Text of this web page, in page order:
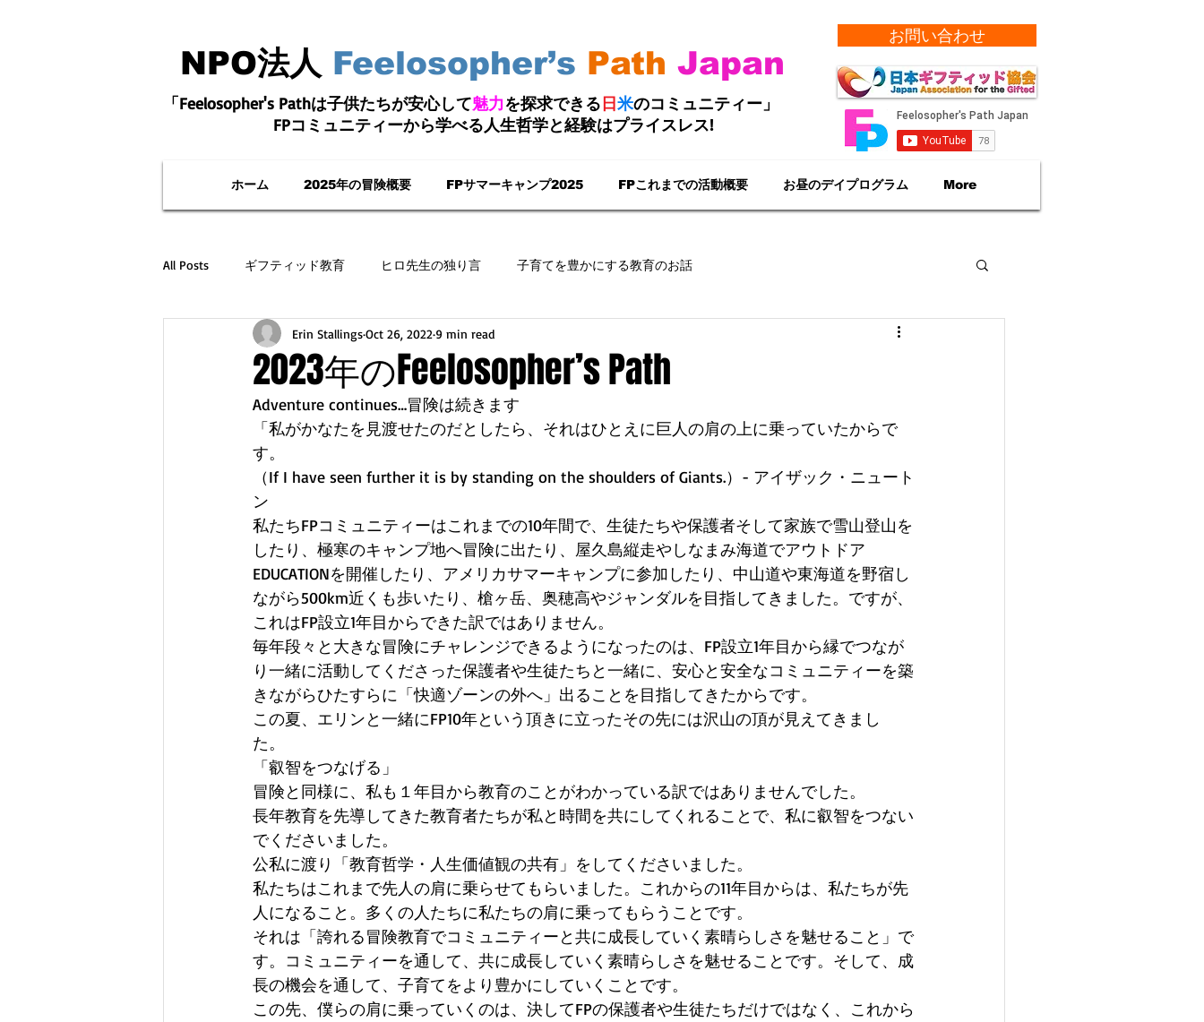
NPO法人 Feelosopher’s Path Japan
「Feelosopher's Pathは子供たちが安心して魅力を探求できる日米のコミュニティー」
FPコミュニティーから学べる人生哲学と経験はプライスレス!
お問い合わせ
ホーム 2025年の冒険概要 FPサマーキャンプ2025 FPこれまでの活動概要 お昼のデイプログラム More
All Posts ギフティッド教育 ヒロ先生の独り言 子育てを豊かにする教育のお話
2023年のFeelosopher’s Path
Erin StallingsOct 26, 2022 9 min read
Adventure continues…冒険は続きます
「私がかなたを見渡せたのだとしたら、それはひとえに巨人の肩の上に乗っていたからで
す。
（If I have seen further it is by standing on the shoulders of Giants.）- アイザック・ニュート
ン
私たちFPコミュニティーはこれまでの10年間で、生徒たちや保護者そして家族で雪山登山を
したり、極寒のキャンプ地へ冒険に出たり、屋久島縦走やしなまみ海道でアウトドア
EDUCATIONを開催したり、アメリカサマーキャンプに参加したり、中山道や東海道を野宿し
ながら500km近くも歩いたり、槍ヶ岳、奥穂高やジャンダルを目指してきました。ですが、
これはFP設立1年目からできた訳ではありません。
毎年段々と大きな冒険にチャレンジできるようになったのは、FP設立1年目から縁でつなが
り一緒に活動してくださった保護者や生徒たちと一緒に、安心と安全なコミュニティーを築
きながらひたすらに「快適ゾーンの外へ」出ることを目指してきたからです。
この夏、エリンと一緒にFP10年という頂きに立ったその先には沢山の頂が見えてきまし
た。
「叡智をつなげる」
冒険と同様に、私も１年目から教育のことがわかっている訳ではありませんでした。
長年教育を先導してきた教育者たちが私と時間を共にしてくれることで、私に叡智をつない
でくださいました。
公私に渡り「教育哲学・人生価値観の共有」をしてくださいました。
私たちはこれまで先人の肩に乗らせてもらいました。これからの11年目からは、私たちが先
人になること。多くの人たちに私たちの肩に乗ってもらうことです。
それは「誇れる冒険教育でコミュニティーと共に成長していく素晴らしさを魅せること」で
す。コミュニティーを通して、共に成長していく素晴らしさを魅せることです。そして、成
長の機会を通して、子育てをより豊かにしていくことです。
この先、僕らの肩に乗っていくのは、決してFPの保護者や生徒たちだけではなく、これから